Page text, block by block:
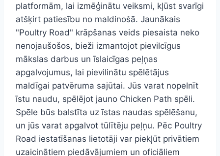
platformām, lai izmēģinātu veiksmi, kļūst svarīgi
atšķirt patiesību no maldinošā. Jaunākais
"Poultry Road" krāpšanas veids piesaista neko
nenojaušošos, bieži izmantojot pievilcīgus
mākslas darbus un īslaicīgas peļņas
apgalvojumus, lai pievilinātu spēlētājus
maldīgai patvēruma sajūtai. Jūs varat nopelnīt
īstu naudu, spēlējot jauno Chicken Path spēli.
Spēle būs balstīta uz īstas naudas spēlēšanu,
un jūs varat apgalvot tūlītēju peļņu. Pēc Poultry
Road iestatīšanas lietotāji var piekļūt privātiem
uzaicinātiem piedāvājumiem un oficiāliem